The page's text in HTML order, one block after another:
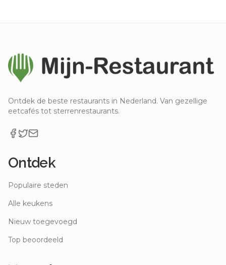
Ontdek de beste restaurants in Nederland. Van gezellige
eetcafés tot sterrenrestaurants.
Ontdek
Populaire steden
Alle keukens
Nieuw toegevoegd
Top beoordeeld